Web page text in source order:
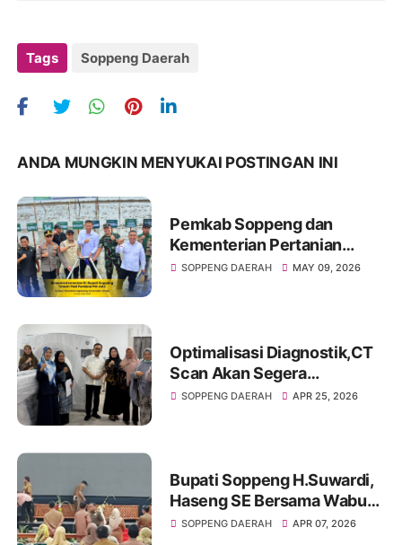
Tags Soppeng Daerah
ANDA MUNGKIN MENYUKAI POSTINGAN INI
Pemkab Soppeng dan
Kementerian Pertanian
Dorong Transformasi
SOPPENG DAERAH MAY 09, 2026
Optimalisasi Diagnostik,CT
Scan Akan Segera
Operasional di RSUD
SOPPENG DAERAH APR 25, 2026
Bupati Soppeng H.Suwardi,
Haseng SE Bersama Wabup
Soppeng Ir Selle Ks Dalle
SOPPENG DAERAH APR 07, 2026